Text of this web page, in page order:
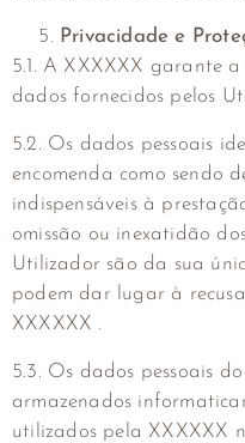
Privacidade e
5.1. A XXXXXX garante
dados fornecidos pelos
5.2. Os dados pessoais
encomenda como sendo
indispensáveis à
omissão ou inexatidão
Utilizador são da sua
podem dar lugar à
XXXXXX .
5.3. Os dados pessoais
armazenados
utilizados pela XXXXXX